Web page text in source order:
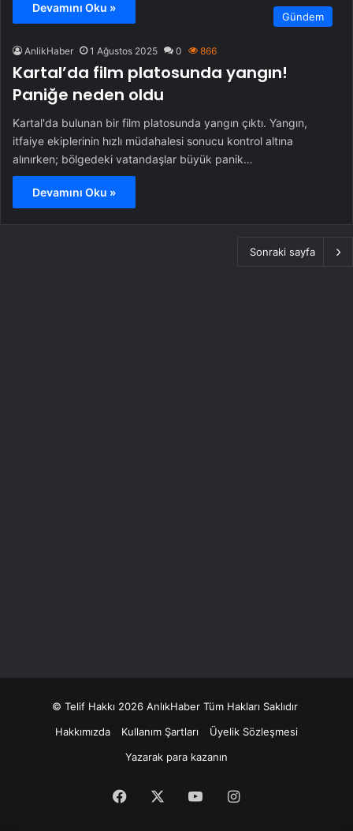
Devamını Oku »
Gündem
AnlikHaber 1 Ağustos 2025 0 866
Kartal’da film platosunda yangın!
Paniğe neden oldu
Kartal'da bulunan bir film platosunda yangın çıktı. Yangın,
itfaiye ekiplerinin hızlı müdahalesi sonucu kontrol altına
alınırken; bölgedeki vatandaşlar büyük panik…
Devamını Oku »
Sonraki sayfa
© Telif Hakkı 2026 AnlıkHaber Tüm Hakları Saklıdır
Hakkımızda
Kullanım Şartları
Üyelik Sözleşmesi
Yazarak para kazanın
Facebook YouTubeInstagram